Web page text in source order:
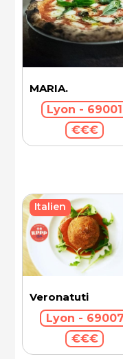
MARIA.
Lyon - 69001
€€€
Veronatuti
Lyon - 69007
€€€
Italien